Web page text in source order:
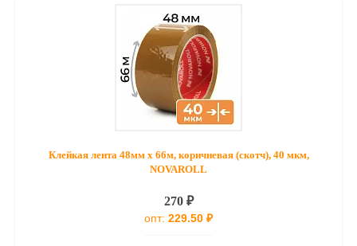
Клейкая лента 48мм х 66м, коричневая (скотч), 40 мкм,
NOVAROLL
270 ₽
опт: 229.50 ₽